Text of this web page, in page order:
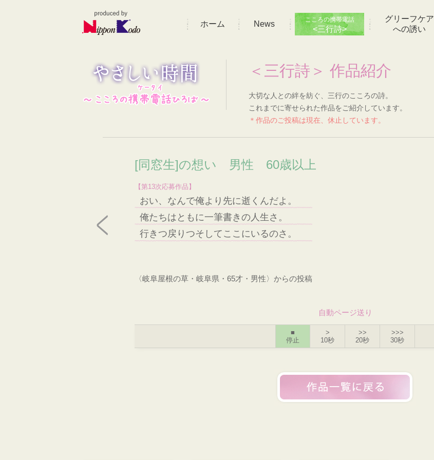
ホーム News こころの携帯電話
<三行詩>
グリーフケア
への誘い
＜三行詩＞ 作品紹介
大切な人との絆を紡ぐ、三行のこころの詩。
これまでに寄せられた作品をご紹介しています。
＊作品のご投稿は現在、休止しています。
[同窓生]の想い 男性 60歳以上
【第13次応募作品】
おい、なんで俺より先に逝くんだよ。
俺たちはともに一筆書きの人生さ。
行きつ戻りつそしてここにいるのさ。
〈岐阜屋根の草・岐阜県・65才・男性〉からの投稿
自動ページ送り
■
停止
>
10秒
>>
20秒
>>>
30秒